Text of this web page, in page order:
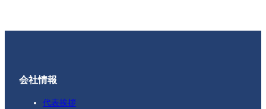
会社情報
代表挨拶